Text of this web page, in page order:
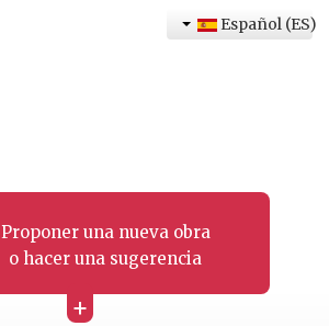
Proponer una nueva obra
o hacer una sugerencia
+
Español (ES)